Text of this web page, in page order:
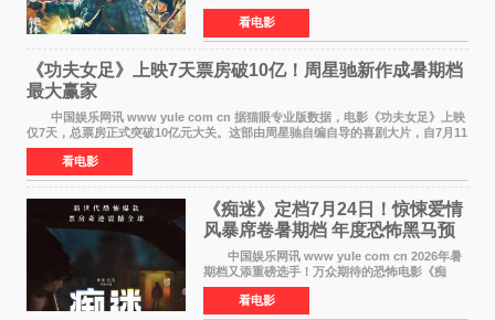
全国上映。这部由佐藤信介执导、山崎贤人主演
的历史动作片，改编自原泰久同名人气漫画，继
续讲述信和漂
看电影
《功夫女足》上映7天票房破10亿！周星驰新作成暑期档
最大赢家
中国娱乐网讯 www yule com cn 据猫眼专业版数据，电影《功夫女足》上映
仅7天，总票房正式突破10亿元大关。这部由周星驰自编自导的喜剧大片，自7月11
日公映以来便展现出惊人的市场统治力。
看电影
《痴迷》定档7月24日！惊悚爱情
风暴席卷暑期档 年度恐怖黑马预
中国娱乐网讯 www yule com cn 2026年暑
期档又添重磅选手！万众期待的恐怖电影《痴
迷》今日正式官宣定档，将于7月24日登陆内地各
大院线。这部被业内专家誉为新世代爆款恐怖电
看电影